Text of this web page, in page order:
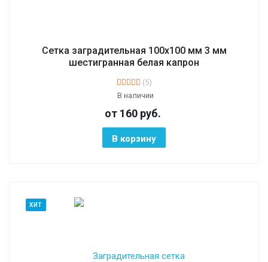
Сетка заградительная 100х100 мм 3 мм
шестигранная белая капрон
(5)
В наличии
от 160 руб.
В корзину
ХИТ